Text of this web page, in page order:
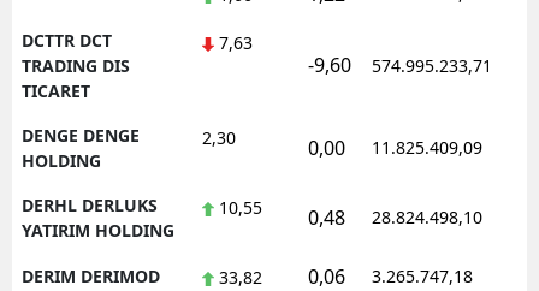
DCTTR DCT
TRADING DIS
TICARET
7,63
-9,60 574.995.233,71
DENGE DENGE
HOLDING
2,30 0,00 11.825.409,09
DERHL DERLUKS
YATIRIM HOLDING
10,55 0,48 28.824.498,10
DERIM DERIMOD 33,82 0,06 3.265.747,18